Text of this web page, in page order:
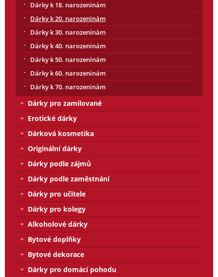
Dárky k 18. narozeninám
Dárky k 20. narozeninám
Dárky k 30. narozeninám
Dárky k 40. narozeninám
Dárky k 50. narozeninám
Dárky k 60. narozeninám
Dárky k 70. narozeninám
Dárky pro zamilované
Erotické dárky
Dárková kosmetika
Originální dárky
Dárky podle zájmů
Dárky podle zaměstnání
Dárky pro učitele
Dárky pro kolegy
Alkoholové dárky
Bytové doplňky
Bytové dekorace
Dárky pro domácí pohodu